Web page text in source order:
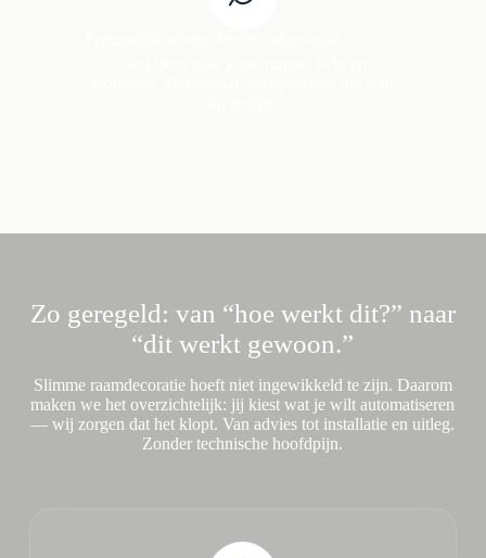
Zo geregeld: van “hoe werkt dit?” naar
“dit werkt gewoon.”
Slimme raamdecoratie hoeft niet ingewikkeld te zijn. Daarom
maken we het overzichtelijk: jij kiest wat je wilt automatiseren
— wij zorgen dat het klopt. Van advies tot installatie en uitleg.
Zonder technische hoofdpijn.